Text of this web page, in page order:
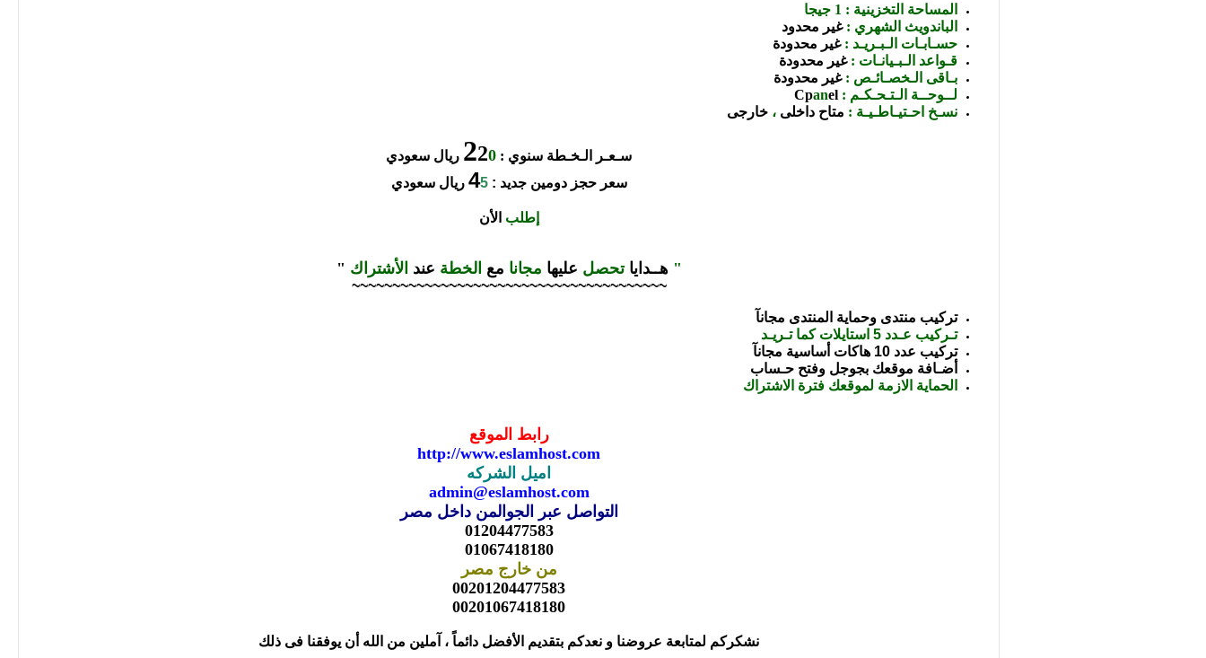
المساحة التخزينية : 1 جيجا
الباندويث الشهري :غير محدود
حسـابـات الـبـريـد :غير محدودة
قـواعد الـبـيانـات :غير محدودة
بـاقى الـخصـائـص :غير محدودة
لــوحــة الـتـحـكـم :
Cpanel
نسـخ احـتيـاطـيـة : متاح داخلى ، خارجى
سـعـر الـخـطة سنوي : 220
ريال سعودي
سعر حجز دومين جديد : 45 ريال سعودي
إطلب الأن
" هــداياتحصل عليها مجانا مع الخطة عند الأشتراك "
~~~~~~~~~~~~~~~~~~~~~~~~~~~~~~~~~~~~~~~
تركيب منتدى وحماية المنتدى مجانآ
تـركيب عـدد 5 استايلات كما تـريـد
تركيب عدد 10 هاكات أساسية مجانآ
أضـافة موقعك بجوجل وفتح حـساب
الحماية الازمة لموقعك فترة الاشتراك
رابط الموقع
http://www.eslamhost.com
اميل الشركه
admin@eslamhost.com
التواصل عبر الجوالمن داخل مصر
01204477583
01067418180
من خارج مصر
00201204477583
00201067418180
نشكركم لمتابعة عروضنا و نعدكم بتقديم الأفضل دائماً ، آملين من الله أن يوفقنا فى ذلك